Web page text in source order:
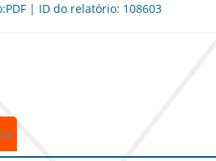
| ID do relatório: 108603